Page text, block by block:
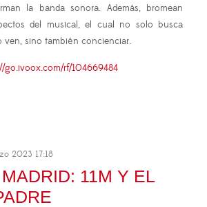
la banda sonora. Además, bromean
del musical, el cual no solo busca
ven, sino también concienciar.
go.ivoox.com/rf/104669484
2023 17:18
11M Y EL